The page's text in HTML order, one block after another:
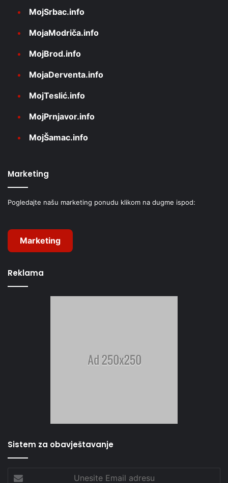
MojSrbac.info
MojaModriča.info
MojBrod.info
MojaDerventa.info
MojTeslić.info
MojPrnjavor.info
MojŠamac.info
Marketing
Pogledajte našu marketing ponudu klikom na dugme ispod:
Marketing
Reklama
Sistem za obavještavanje